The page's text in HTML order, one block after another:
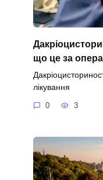
що це за
лікування
0 3